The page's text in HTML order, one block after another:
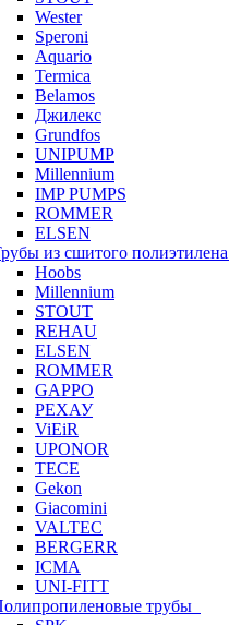
Wester
Speroni
Aquario
Termica
Belamos
Джилекс
Grundfos
UNIPUMP
Millennium
IMP PUMPS
ROMMER
ELSEN
из сшитого полиэтилена
Hoobs
Millennium
STOUT
REHAU
ELSEN
ROMMER
GAPPO
РЕХАУ
ViEiR
UPONOR
TECE
Gekon
Giacomini
VALTEC
BERGERR
ICMA
UNI-FITT
трубы